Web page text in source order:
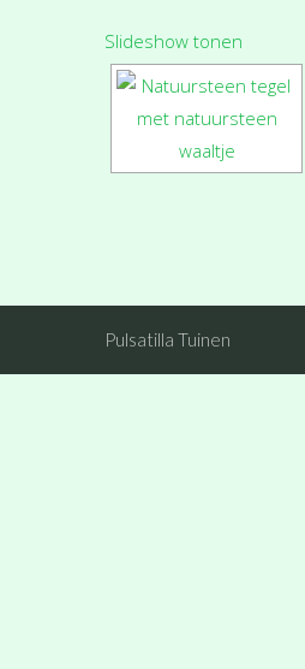
Slideshow tonen
Pulsatilla Tuinen